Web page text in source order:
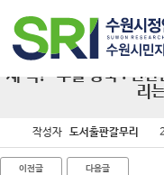
새 책! 『주술 왕국 : 연
리
작성자 도서출판갈무리
이전글 다음글